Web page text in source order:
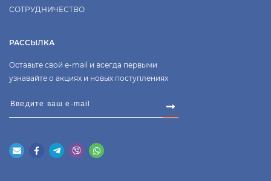
СОТРУДНИЧЕСТВО
РАССЫЛКА
Оставьте свой e-mail и всегда первыми
узнавайте о акциях и новых поступлениях